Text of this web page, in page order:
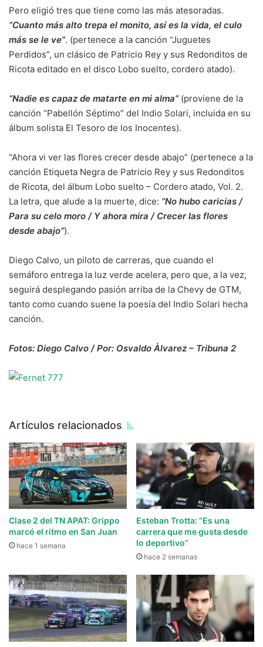
Pero eligió tres que tiene como las más atesoradas.
“Cuanto más alto trepa el monito, así es la vida, el culo
más se le ve”. (pertenece a la canción “Juguetes
Perdidos”, un clásico de Patricio Rey y sus Redonditos de
Ricota editado en el disco Lobo suelto, cordero atado).
“Nadie es capaz de matarte en mi alma”(proviene de la
canción “Pabellón Séptimo” del Indio Solari, incluida en su
álbum solista El Tesoro de los Inocentes).
“Ahora vi ver las flores crecer desde abajo” (pertenece a la
canción Etiqueta Negra de Patricio Rey y sus Redonditos
de Ricota, del álbum Lobo suelto – Cordero atado, Vol. 2.
La letra, que alude a la muerte, dice: “No hubo caricias /
Para su celo moro / Y ahora mira / Crecer las flores
desde abajo”).
Diego Calvo, un piloto de carreras, que cuando el
semáforo entrega la luz verde acelera, pero que, a la vez,
seguirá desplegando pasión arriba de la Chevy de GTM,
tanto como cuando suene la poesía del Indio Solari hecha
canción.
Fotos: Diego Calvo / Por: Osvaldo Àlvarez – Tribuna 2
Artículos relacionados
Clase 2 del TN APAT: Grippo
marcó el ritmo en San Juan
hace 1 semana
Esteban Trotta: “Es una
carrera que me gusta desde
lo deportivo”
hace 2 semanas